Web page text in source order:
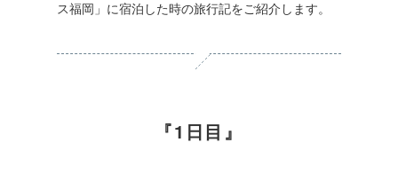
ス福岡」に宿泊した時の旅行記をご紹介します。
1日目